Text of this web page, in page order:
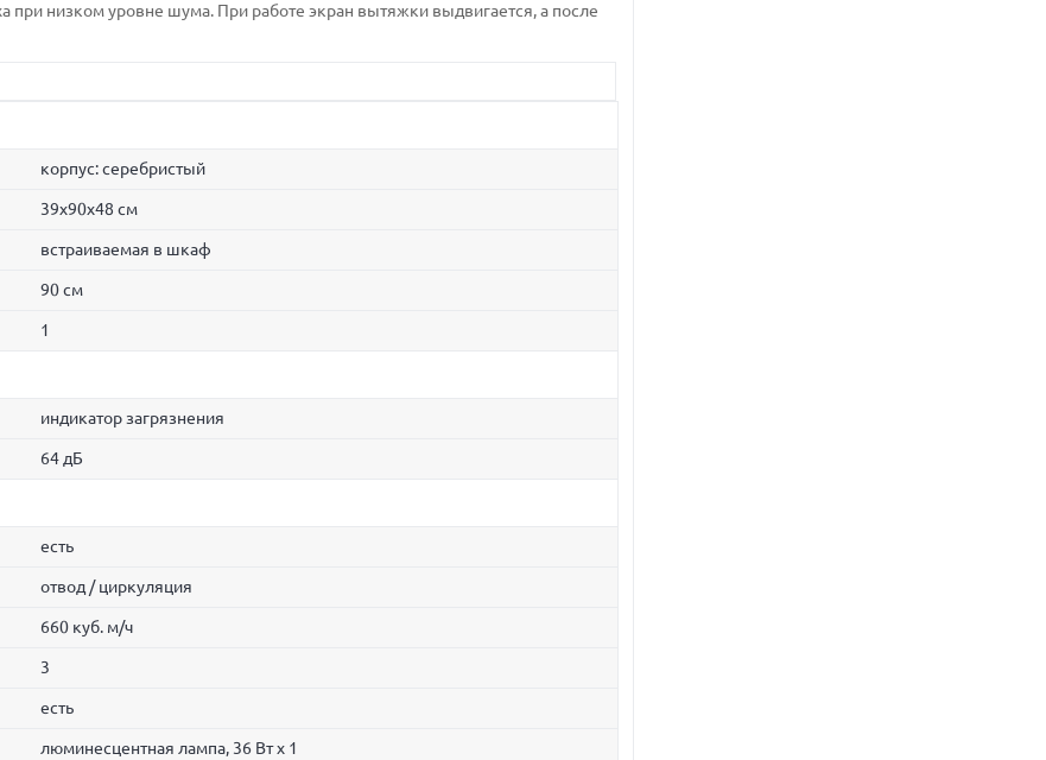
при низком уровне шума. При работе экран вытяжки выдвигается, а после
корпус: серебристый
39х90х48 см
встраиваемая в шкаф
90 см
1
индикатор загрязнения
64 дБ
есть
отвод / циркуляция
660 куб. м/ч
3
есть
люминесцентная лампа, 36 Вт х 1